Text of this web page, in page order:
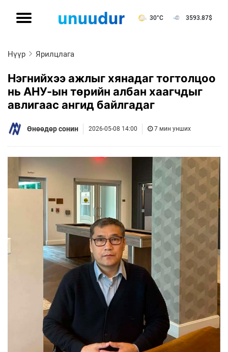
30°C 3593.87$
Нүүр Ярилцлага
Нэгнийхээ ажлыг хянадаг тогтолцоо
нь АНУ-ын төрийн албан хаагчдыг
авлигаас ангид байлгадаг
Өнөөдөр сонин 2026-05-08 14:00 7 мин унших